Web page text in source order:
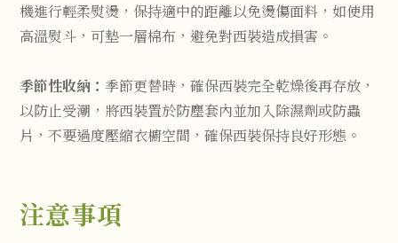
機進行輕柔熨燙，保持適中的距離以免燙傷面料，如使用
高溫熨斗，可墊一層棉布，避免對西裝造成損害。
季節性收納： 季節更替時，確保西裝完全乾燥後再存放，
以防止受潮，將西裝置於防塵套內並加入除濕劑或防蟲
片，不要過度壓縮衣櫥空間，確保西裝保持良好形態。
注意事項